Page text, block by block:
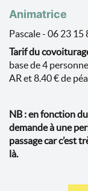
Animatrice
Pascale - 06 23 15
Tarif du
base de 4
AR et 8.40 € de
NB : en fonction
demande à une
passage car c’est
là.